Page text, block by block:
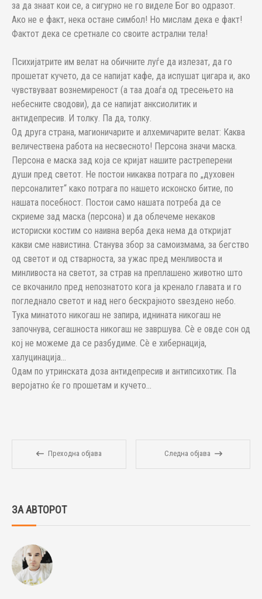
за да знаат кои се, а сигурно не го виделе Бог во одразот.
Ако не е факт, нека остане симбол! Но мислам дека е факт!
Фактот дека се сретнале со своите астрални тела!
Психијатрите им велат на обичните луѓе да излезат, да го
прошетат кучето, да се напијат кафе, да испушат цигара и, ако
чувствуваат вознемиреност (а таа доаѓа од тресењето на
небесните сводови), да се напијат анксиолитик и
антидепресив. И толку. Па да, толку.
Од друга страна, магионичарите и алхемичарите велат: Каква
величествена работа на несвесното! Персона значи маска.
Персона е маска зад која се кријат нашите растреперени
души пред светот. Не постои никаква потрага по „духовен
персоналитет“ како потрага по нашето исконско битие, по
нашата посебност. Постои само нашата потреба да се
скриеме зад маска (персона) и да облечеме некаков
историски костим со наивна верба дека нема да откријат
какви сме навистина. Станува збор за самоизмама, за бегство
од светот и од стварноста, за ужас пред менливоста и
минливоста на светот, за страв на преплашено животно што
се вкочанило пред непознатото кога ја кренало главата и го
погледнало светот и над него бескрајното ѕвездено небо.
Тука минатото никогаш не запира, иднината никогаш не
започнува, сегашноста никогаш не завршува. Сè е овде сон од
кој не можеме да се разбудиме. Сè е хибернација,
халуцинација...
Одам по утринската доза антидепресив и антипсихотик. Па
веројатно ќе го прошетам и кучето...
Преходна објава Следна објава
ЗА АВТОРОТ